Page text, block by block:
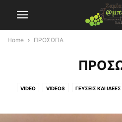
Home ΠΡΟΣΩΠΑ
VIDEO VIDEOS ΓΕΥΣΕΙΣ ΚΑΙ ΙΔΕΕΣ
ΚΑΛΛΙΕΡΓΕΙΑ ΚΡΙΤΙΚΕΣ ΟΙΝΟΙ